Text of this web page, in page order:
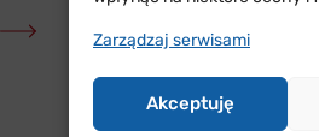
Zarządzaj serwisami
Akceptuję